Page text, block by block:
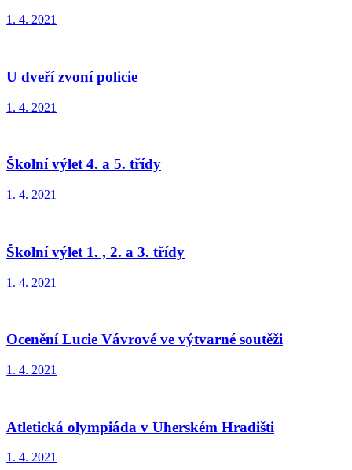
1. 4. 2021
U dveří zvoní policie
1. 4. 2021
Školní výlet 4. a 5. třídy
1. 4. 2021
Školní výlet 1. , 2. a 3. třídy
1. 4. 2021
Ocenění Lucie Vávrové ve výtvarné soutěži
1. 4. 2021
Atletická olympiáda v Uherském Hradišti
1. 4. 2021